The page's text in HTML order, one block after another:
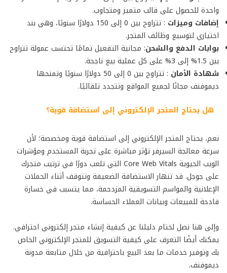
واحدة للحصول على قالب متميز ومتجاوب.
إضافات وميزات
: تتراوح بين 0 إلى 150 دولارًا سنويًا، وهي بند
اختياري لتوسيع وظائف المتجر.
بوابات الدفع والشحن: مجانية التفعيل تمامًا تحتسب عمولة تتراوح
بين 1.5% إلى 3% على كل عملية بيع ناجحة.
شهادة الأمان
: تتراوح بين 0 إلى 50 دولارًا سنويًا وتمنحها
ديموفنف مجانًا لجميع المواقع وتتجدد تلقائيًا.
هل يحتاج المتجر الإلكتروني إلى استضافة قوية؟
نعم، يحتاج المتجر الإلكتروني إلى استضافة قوية ومخصصة؛ لأن
سرعة معالجة السيرفر تؤثر مباشرة على تجربة المستخدم ومؤشرات
الويب الحيوية Core Web Vitals التي تلعب دورًا في ترتيب متجرك
على جوجل. قد تنهار الاستضافة الضعيفة وتتوقف أثناء الحملات
الإعلانية والمواسم التسويقية المزدحمة، مما يتسبب في خسارة
فادحة للمبيعات وبيانات العملاء الحساسة.
وإلى هنا نصل لختام دليلنا عن كيفية إنشاء متجر إلكتروني احترافي.
يمكنك أيضًا التعرف على كيفية التسويق للمتجر الإلكتروني الخاص
بك وتوفير خدمات ما بعد البيع باحترافية من خلال متابعة مدونة
ديموفنف.